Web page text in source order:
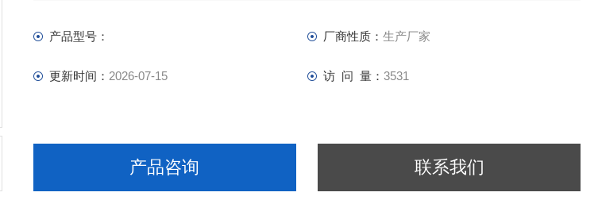
产品型号： 厂商性质： 生产厂家
更新时间： 2026-07-15 访 问 量： 3531
产品咨询 联系我们